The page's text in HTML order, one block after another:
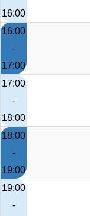
16:00
16:00
-
17:00
17:00
-
18:00
18:00
-
19:00
19:00
-